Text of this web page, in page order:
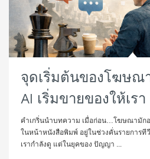
จุดเริ่มต้นของโฆษณ
AI เริ่มขายของให้เรา
คำเกริ่นนำบทความ เมื่อก่อน…โฆษณามักอ
ในหน้าหนังสือพิมพ์ อยู่ในช่วงคั่นรายการที
เรากำลังดู แต่ในยุคของ ปัญญา ...